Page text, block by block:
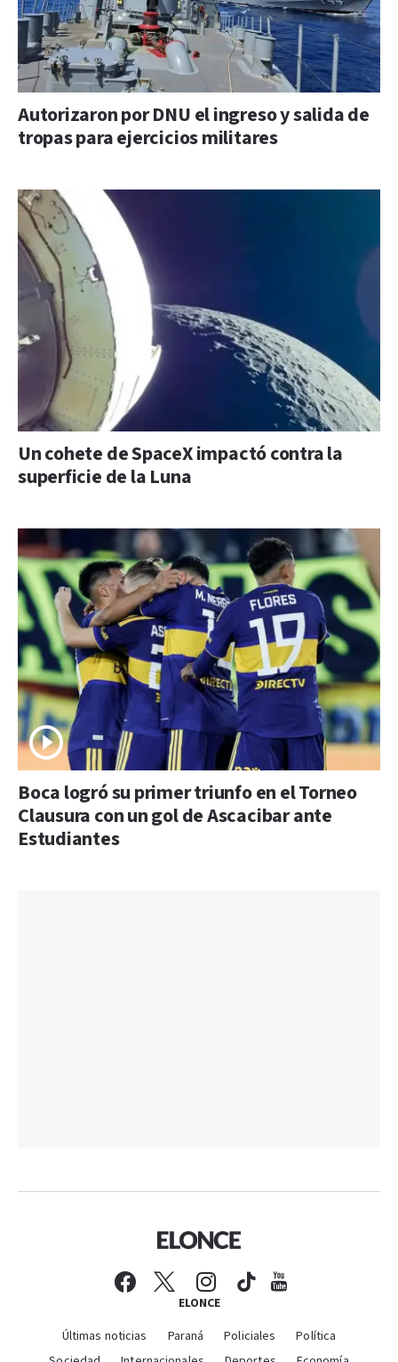
Autorizaron por DNU el ingreso y salida de
tropas para ejercicios militares
Un cohete de SpaceX impactó contra la
superficie de la Luna
Boca logró su primer triunfo en el Torneo
Clausura con un gol de Ascacibar ante
Estudiantes
ELONCE
Últimas noticias Paraná Policiales
Política